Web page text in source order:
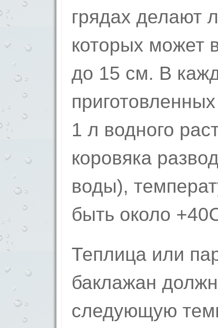
грядах делают
которых может
до 15 см. В
1 л водного
коровяка
воды),
быть около
Теплица или
баклажан
следующую